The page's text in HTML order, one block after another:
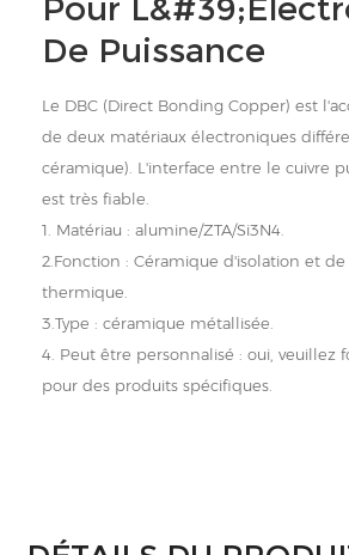
De Puissance
Le DBC (Direct Bonding Copper) est
de deux matériaux électroniques
céramique). L'interface entre le cuivre
est très fiable.
1. Matériau : alumine/ZTA/Si3N4.
2.Fonction : Céramique d'isolation et
thermique.
3.Type : céramique métallisée.
4. Peut être personnalisé : oui, veuillez
pour des produits spécifiques.